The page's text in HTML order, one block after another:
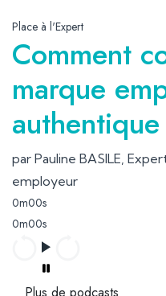
Place à l'Expert
Comment
marque
par Pauline BASILE,
employeur
0m00s
0m00s